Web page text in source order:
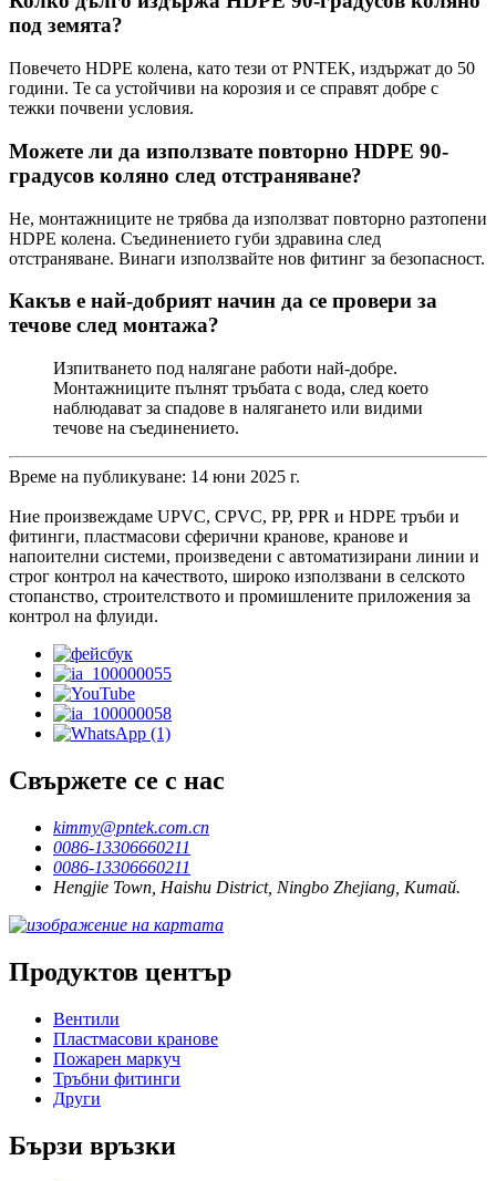
под земята?
Повечето HDPE колена, като тези от PNTEK, издържат до 50
години. Те са устойчиви на корозия и се справят добре с
тежки почвени условия.
Можете ли да използвате повторно HDPE 90-
градусов коляно след отстраняване?
Не, монтажниците не трябва да използват повторно разтопени
HDPE колена. Съединението губи здравина след
отстраняване. Винаги използвайте нов фитинг за безопасност.
Какъв е най-добрият начин да се провери за
течове след монтажа?
Изпитването под налягане работи най-добре.
Монтажниците пълнят тръбата с вода, след което
наблюдават за спадове в налягането или видими
течове на съединението.
Време на публикуване: 14 юни 2025 г.
Ние произвеждаме UPVC, CPVC, PP, PPR и HDPE тръби и
фитинги, пластмасови сферични кранове, кранове и
напоителни системи, произведени с автоматизирани линии и
строг контрол на качеството, широко използвани в селското
стопанство, строителството и промишлените приложения за
контрол на флуиди.
Свържете се с нас
kimmy@pntek.com.cn
0086-13306660211
0086-13306660211
Hengjie Town, Haishu District, Ningbo Zhejiang, Китай.
Продуктов център
Вентили
Пластмасови кранове
Пожарен маркуч
Тръбни фитинги
Други
Бързи връзки